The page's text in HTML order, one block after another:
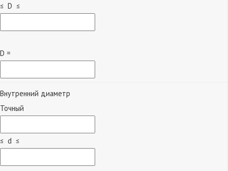
≤ D ≤
D =
Внутренний диаметр
Точный
≤ d ≤